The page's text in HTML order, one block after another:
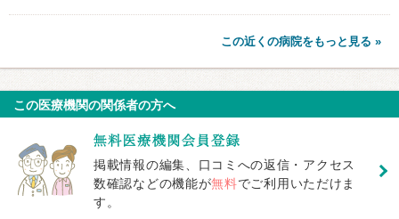
この近くの病院をもっと見る »
この医療機関の関係者の方へ
掲載情報の編集、口コミへの返信・アクセス
数確認などの機能が無料でご利用いただけま
す。